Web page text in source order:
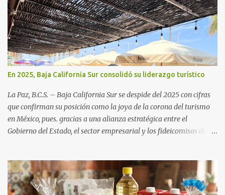
En 2025, Baja California Sur consolidó su liderazgo turístico
La Paz, B.C.S. – Baja California Sur se despide del 2025 con cifras
que confirman su posición como la joya de la corona del turismo
en México, pues. gracias a una alianza estratégica entre el
Gobierno del Estado, el sector empresarial y los fideicomisos de
una derrama económica sin precedentes. Las proyecciones para
este periodo vacacional son optimistas, con un promedio estatal
que supera el 70% . Sin embargo, la sorpresa del año la ha dado el